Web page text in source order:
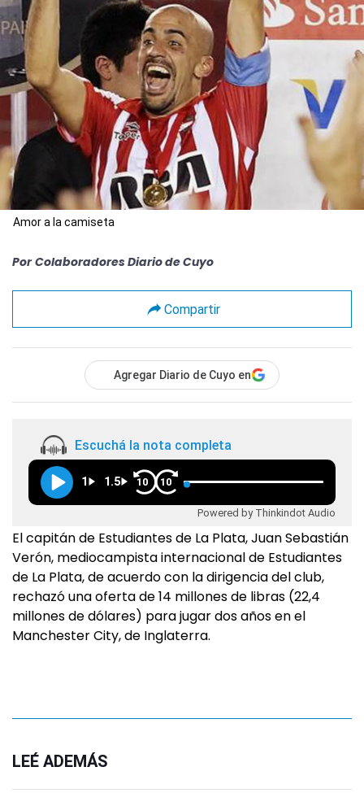
Amor a la camiseta
Por Colaboradores Diario de Cuyo
Compartir
Agregar Diario de Cuyo en
Escuchá la nota completa
1 1.5 10 10
Powered by Thinkindot Audio
El capitán de Estudiantes de La Plata, Juan Sebastián
Verón, mediocampista internacional de Estudiantes
de La Plata, de acuerdo con la dirigencia del club,
rechazó una oferta de 14 millones de libras (22,4
millones de dólares) para jugar dos años en el
Manchester City, de Inglaterra.
LEÉ ADEMÁS